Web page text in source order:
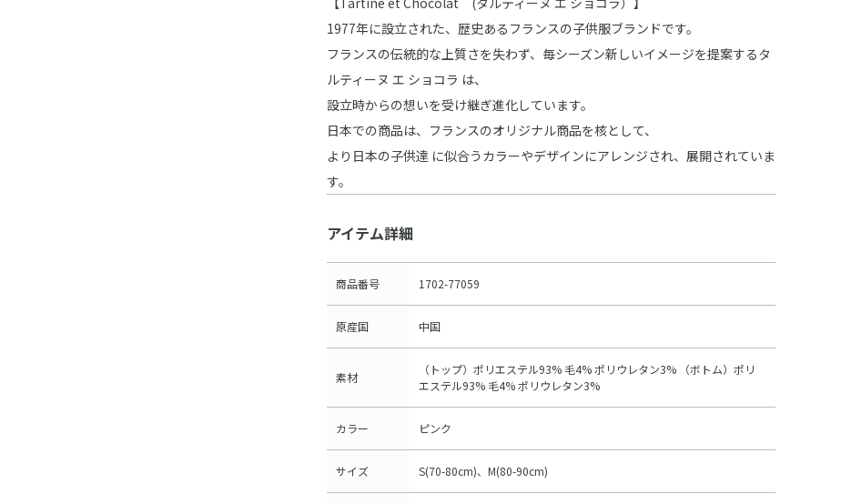
1977年に設立された、歴史あるフランスの子供服ブランドです。
フランスの伝統的な上質さを失わず、毎シーズン新しいイメージを提案するタ
ルティーヌ エ ショコラ は、
設立時からの想いを受け継ぎ進化しています。
日本での商品は、フランスのオリジナル商品を核として、
より日本の子供達 に似合うカラーやデザインにアレンジされ、展開されていま
す。
アイテム詳細
商品番号 1702-77059
原産国 中国
素材
（トップ）ポリエステル93% 毛4% ポリウレタン3% （ボトム）ポリ
エステル93% 毛4% ポリウレタン3%
カラー ピンク
サイズ S(70-80cm)、M(80-90cm)